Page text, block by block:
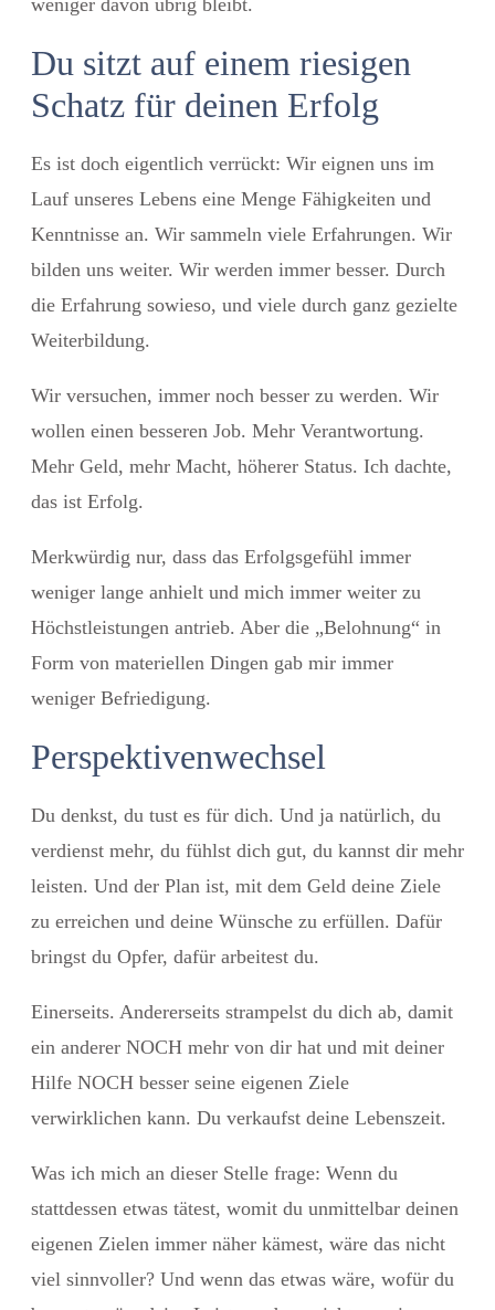
Du sitzt auf einem riesigen
Schatz für deinen Erfolg
Es ist doch eigentlich verrückt: Wir eignen uns im
Lauf unseres Lebens eine Menge Fähigkeiten und
Kenntnisse an. Wir sammeln viele Erfahrungen. Wir
bilden uns weiter. Wir werden immer besser. Durch
die Erfahrung sowieso, und viele durch ganz gezielte
Weiterbildung.
Wir versuchen, immer noch besser zu werden. Wir
wollen einen besseren Job. Mehr Verantwortung.
Mehr Geld, mehr Macht, höherer Status. Ich dachte,
das ist Erfolg.
Merkwürdig nur, dass das Erfolgsgefühl immer
weniger lange anhielt und mich immer weiter zu
Höchstleistungen antrieb. Aber die „Belohnung“ in
Form von materiellen Dingen gab mir immer
weniger Befriedigung.
Perspektivenwechsel
Du denkst, du tust es für dich. Und ja natürlich, du
verdienst mehr, du fühlst dich gut, du kannst dir mehr
leisten. Und der Plan ist, mit dem Geld deine Ziele
zu erreichen und deine Wünsche zu erfüllen. Dafür
bringst du Opfer, dafür arbeitest du.
Einerseits. Andererseits strampelst du dich ab, damit
ein anderer NOCH mehr von dir hat und mit deiner
Hilfe NOCH besser seine eigenen Ziele
verwirklichen kann. Du verkaufst deine Lebenszeit.
Was ich mich an dieser Stelle frage: Wenn du
stattdessen etwas tätest, womit du unmittelbar deinen
eigenen Zielen immer näher kämest, wäre das nicht
viel sinnvoller? Und wenn das etwas wäre, wofür du